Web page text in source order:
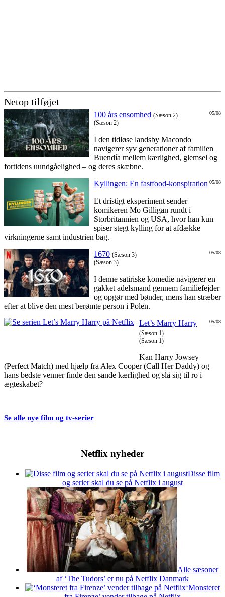
Netop tilføjet
05/08
100 års ensomhed (Sæson 2)
(Sæson 2)
I den tidløse landsby Macondo
navigerer syv generationer af familien
Buendía mellem kærlighed, glemsel og
fortidens uundgåelighed – og deres skæbne.
05/08
Kyllingen: En fastfood-konspiration
Et dristigt eksperiment sender
komikeren Mo Gilligan rundt i
Storbritannien og USA, hvor han kun
spiser stegt kylling for at afdække
virkningerne samt industrien bag.
05/08
1670 (Sæson 3)
(Sæson 3)
I denne satiriske komedie navigerer en
gakket adelsmand gennem familiefejder
og opgør med bønder, mens han stræber
efter at blive den mest berømte person i Polen.
05/08
Let’s Marry Harry
(Sæson 1)
(Sæson 1)
Kan Harry Jowsey
(Perfect Match) med hjælp fra Alex Cooper (Call Her Daddy) og
hans bedste venner finde den sande kærlighed og slå sig til ro i
ægteskabet?
Se alle nye film og tv-serier
Netflix nyheder
Disse film
og serier skal du se på Netflix i august
Alle sæsoner
af ‘The Tudors’ er nu på Netflix Danmark
‘Monsteret